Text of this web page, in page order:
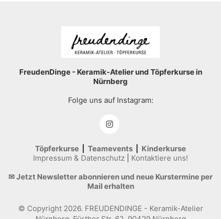
FreudenDinge - Keramik-Atelier und Töpferkurse in
Nürnberg
Folge uns auf Instagram:
Töpferkurse Teamevents
Kinderkurse
Impressum & Datenschutz
Kontaktiere uns!
✉ Jetzt Newsletter abonnieren und neue Kurstermine per
Mail erhalten
© Copyright 2026. FREUDENDINGE - Keramik-Atelier